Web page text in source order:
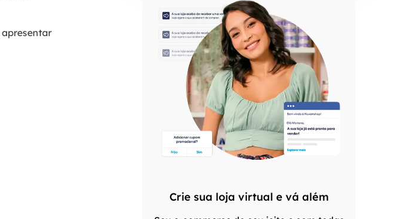
Crie sua loja virtual e vá além